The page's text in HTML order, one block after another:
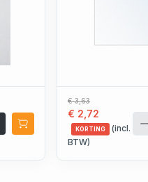
€ 3,63
€ 2,72
KORTING
(incl.
BTW)